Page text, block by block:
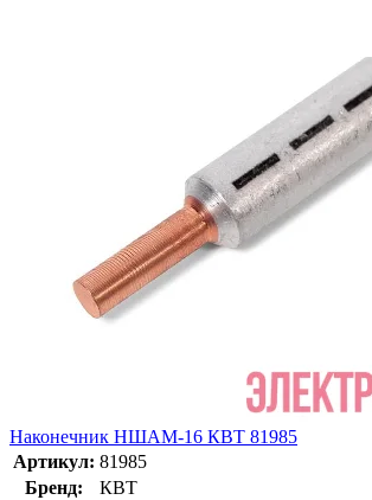
Наконечник НШАМ-16 КВТ 81985
Артикул: 81985
Бренд:
КВТ